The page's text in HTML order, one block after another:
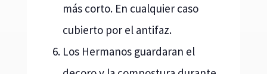
más corto. En cualquier caso
cubierto por el antifaz.
Los Hermanos guardaran el